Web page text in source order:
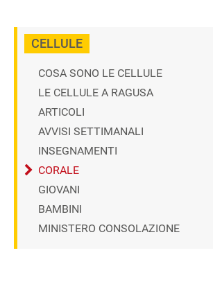
CELLULE
COSA SONO LE CELLULE
LE CELLULE A RAGUSA
ARTICOLI
AVVISI SETTIMANALI
INSEGNAMENTI
CORALE
GIOVANI
BAMBINI
MINISTERO CONSOLAZIONE